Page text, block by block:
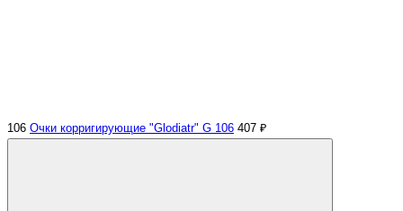
106 Очки корригирующие "Glodiatr" G 106 407 ₽